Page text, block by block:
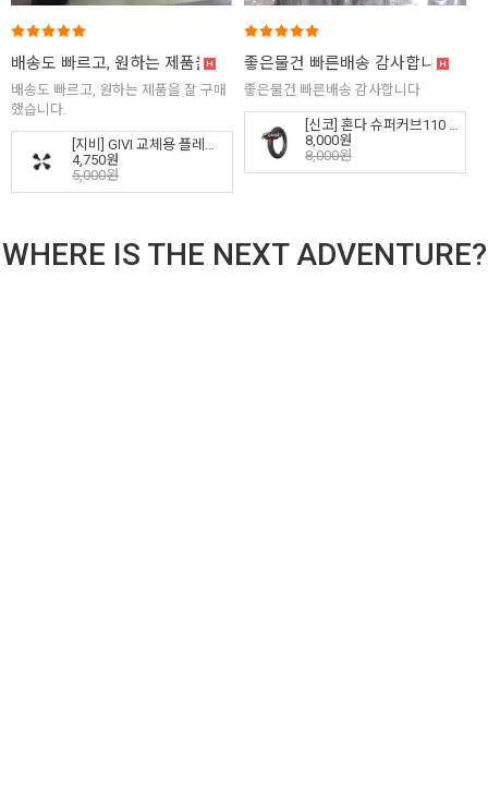
배송도 빠르고, 원하는 제품을 잘 구매했습니다.(1)
배송도 빠르고, 원하는 제품을 잘 구매
했습니다.
[지비] GIVI 교체용 플레이트 고무 부속 (4개 = 1셋트) - Z126, Z126A, Z2710, Z2710A, Z9571R
4,750원
5,000원
좋은물건 빠른배송 감사합니다
좋은물건 빠른배송 감사합니다
[신코] 혼다 슈퍼커브110 헌터커브 CT125 튜브 2.25-17, 2.50-17 (앞)
8,000원
8,000원
WHERE IS THE NEXT ADVENTURE?